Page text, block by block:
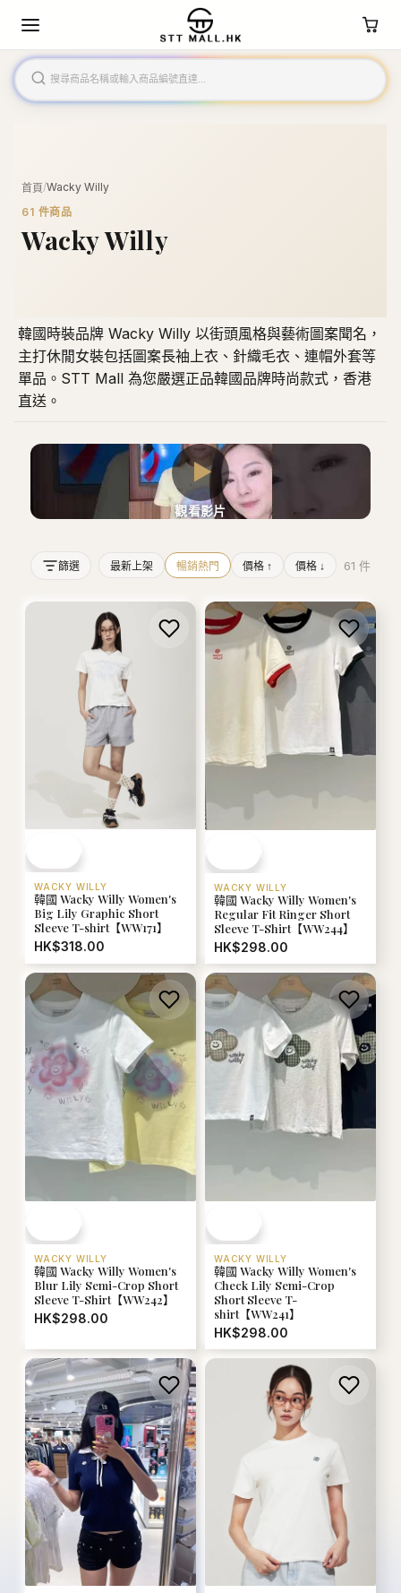
首頁/Wacky Willy
61 件商品
Wacky Willy
韓國時裝品牌 Wacky Willy 以街頭風格與藝術圖案聞名，
主打休閒女裝包括圖案長袖上衣、針織毛衣、連帽外套等
單品。STT Mall 為您嚴選正品韓國品牌時尚款式，香港
直送。
▶
觀看影片
篩選 最新上架 暢銷熱門 價格 ↑ 價格 ↓ 61 件
WACKY WILLY
韓國 Wacky Willy Women's
Big Lily Graphic Short
Sleeve T-shirt【WW171】
HK$318.00
WACKY WILLY
韓國 Wacky Willy Women's
Regular Fit Ringer Short
Sleeve T-Shirt【WW244】
HK$298.00
WACKY WILLY
韓國 Wacky Willy Women's
Blur Lily Semi-Crop Short
Sleeve T-Shirt【WW242】
HK$298.00
WACKY WILLY
韓國 Wacky Willy Women's
Check Lily Semi-Crop
Short Sleeve T-
shirt【WW241】
HK$298.00